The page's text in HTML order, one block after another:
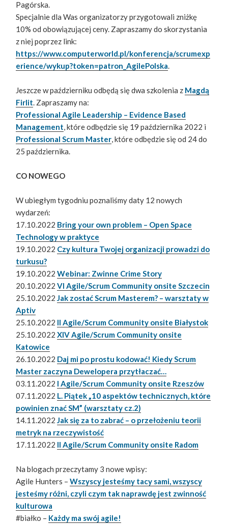
Pagórska.
Specjalnie dla Was organizatorzy przygotowali zniżkę
10% od obowiązującej ceny. Zapraszamy do skorzystania
z niej poprzez link:
https://www.computerworld.pl/konferencja/scrumexp
erience/wykup?token=patron_AgilePolska.
Jeszcze w październiku odbędą się dwa szkolenia z Magdą
Firlit. Zapraszamy na:
Professional Agile Leadership – Evidence Based
Management, które odbędzie się 19 października 2022 i
Professional Scrum Master, które odbędzie się od 24 do
25 października.
CO NOWEGO
W ubiegłym tygodniu poznaliśmy daty 12 nowych
wydarzeń:
17.10.2022 Bring your own problem – Open Space
Technology w praktyce
19.10.2022 Czy kultura Twojej organizacji prowadzi do
turkusu?
19.10.2022Webinar: Zwinne Crime Story
20.10.2022VI Agile/Scrum Community onsite Szczecin
25.10.2022Jak zostać Scrum Masterem? – warsztaty w
Aptiv
25.10.2022 II Agile/Scrum Community onsite Białystok
25.10.2022XIV Agile/Scrum Community onsite
Katowice
26.10.2022 Daj mi po prostu kodować! Kiedy Scrum
Master zaczyna Dewelopera przytłaczać…
03.11.2022 I Agile/Scrum Community onsite Rzeszów
07.11.2022 L. Piątek „10 aspektów technicznych, które
powinien znać SM” (warsztaty cz.2)
14.11.2022Jak się za to zabrać – o przełożeniu teorii
metryk na rzeczywistość
17.11.2022 II Agile/Scrum Community onsite Radom
Na blogach przeczytamy 3 nowe wpisy:
Agile Hunters –Wszyscy jesteśmy tacy sami, wszyscy
jesteśmy różni, czyli czym tak naprawdę jest zwinność
kulturowa
#białko – Każdy ma swój agile!